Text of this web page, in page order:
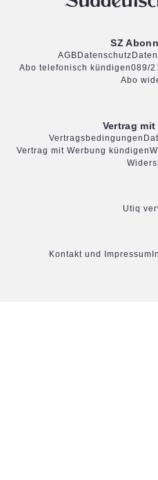
SZ
AGB Datenschutz
Abo telefonisch kündigen089/
Abo
Vertrag
Vertragsbedingungen
Vertrag mit Werbung kündigen
Utiq
Kontakt und Impressum